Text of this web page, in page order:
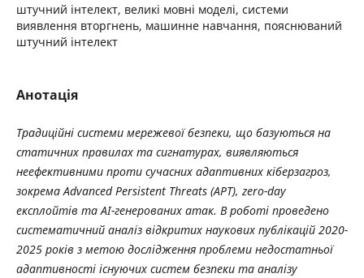
штучний інтелект, великі мовні моделі, системи
виявлення вторгнень, машинне навчання, пояснюваний
штучний інтелект
Анотація
Традиційні системи мережевої безпеки, що базуються на
статичних правилах та сигнатурах, виявляються
неефективними проти сучасних адаптивних кіберзагроз,
зокрема Advanced Persistent Threats (APT), zero-day
експлойтів та AI-генерованих атак. В роботі проведено
систематичний аналіз відкритих наукових публікацій 2020-
2025 років з метою дослідження проблеми недостатньої
адаптивності існуючих систем безпеки та аналізу